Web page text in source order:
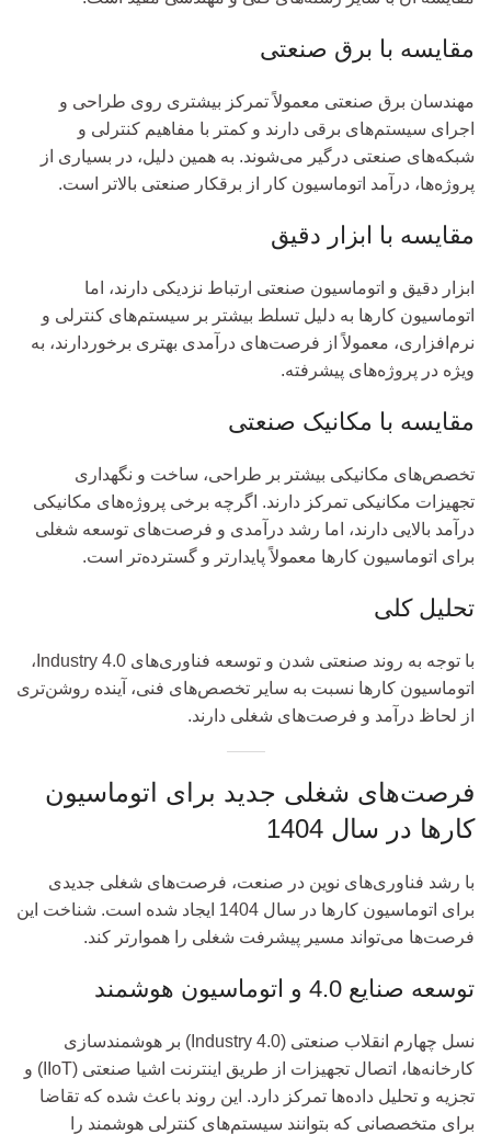
مقایسه با برق صنعتی
مهندسان برق صنعتی معمولاً تمرکز بیشتری روی طراحی و
اجرای سیستم‌های برقی دارند و کمتر با مفاهیم کنترلی و
شبکه‌های صنعتی درگیر می‌شوند. به همین دلیل، در بسیاری از
پروژه‌ها، درآمد اتوماسیون کار از برقکار صنعتی بالاتر است.
مقایسه با ابزار دقیق
ابزار دقیق و اتوماسیون صنعتی ارتباط نزدیکی دارند، اما
اتوماسیون کارها به دلیل تسلط بیشتر بر سیستم‌های کنترلی و
نرم‌افزاری، معمولاً از فرصت‌های درآمدی بهتری برخوردارند، به
ویژه در پروژه‌های پیشرفته.
مقایسه با مکانیک صنعتی
تخصص‌های مکانیکی بیشتر بر طراحی، ساخت و نگهداری
تجهیزات مکانیکی تمرکز دارند. اگرچه برخی پروژه‌های مکانیکی
درآمد بالایی دارند، اما رشد درآمدی و فرصت‌های توسعه شغلی
برای اتوماسیون کارها معمولاً پایدارتر و گسترده‌تر است.
تحلیل کلی
با توجه به روند صنعتی شدن و توسعه فناوری‌های Industry 4.0،
اتوماسیون کارها نسبت به سایر تخصص‌های فنی، آینده روشن‌تری
از لحاظ درآمد و فرصت‌های شغلی دارند.
فرصت‌های شغلی جدید برای اتوماسیون
کارها در سال 1404
با رشد فناوری‌های نوین در صنعت، فرصت‌های شغلی جدیدی
برای اتوماسیون کارها در سال 1404 ایجاد شده است. شناخت این
فرصت‌ها می‌تواند مسیر پیشرفت شغلی را هموارتر کند.
توسعه صنایع 4.0 و اتوماسیون هوشمند
نسل چهارم انقلاب صنعتی (Industry 4.0) بر هوشمندسازی
کارخانه‌ها، اتصال تجهیزات از طریق اینترنت اشیا صنعتی (IIoT) و
تجزیه و تحلیل داده‌ها تمرکز دارد. این روند باعث شده که تقاضا
برای متخصصانی که بتوانند سیستم‌های کنترلی هوشمند را